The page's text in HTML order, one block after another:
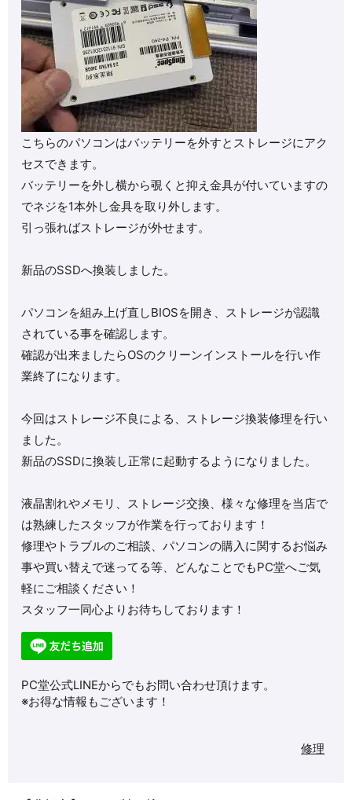
こちらのパソコンはバッテリーを外すとストレージにアク
セスできます。
バッテリーを外し横から覗くと抑え金具が付いていますの
でネジを1本外し金具を取り外します。
引っ張ればストレージが外せます。
新品のSSDへ換装しました。
パソコンを組み上げ直しBIOSを開き、ストレージが認識
されている事を確認します。
確認が出来ましたらOSのクリーンインストールを行い作
業終了になります。
今回はストレージ不良による、ストレージ換装修理を行い
ました。
新品のSSDに換装し正常に起動するようになりました。
液晶割れやメモリ、ストレージ交換、様々な修理を当店で
は熟練したスタッフが作業を行っております！
修理やトラブルのご相談、パソコンの購入に関するお悩み
事や買い替えで迷ってる等、どんなことでもPC堂へご気
軽にご相談ください！
スタッフ一同心よりお待ちしております！
PC堂公式LINEからでもお問い合わせ頂けます。
※お得な情報もございます！
修理